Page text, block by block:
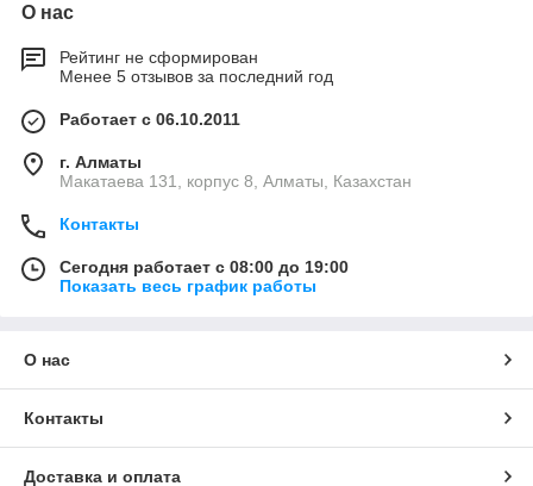
О нас
Рейтинг не сформирован
Менее 5 отзывов за последний год
Работает с 06.10.2011
г. Алматы
Макатаева 131, корпус 8, Алматы, Казахстан
Контакты
Сегодня работает с 08:00 до 19:00
Показать весь график работы
О нас
Контакты
Доставка и оплата